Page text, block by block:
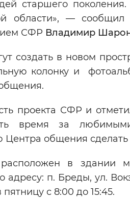
старшего
области», —
СФР Владимир
создать в новом
колонку и
проекта СФР и
время за
общения сделать
в здании
п. Бреды, ул.
с 8:00 до 15:45.